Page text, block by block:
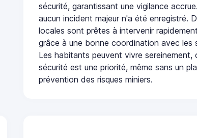
sécurité, garantissant une vigilance
aucun incident majeur n'a été enregistré.
locales sont prêtes à intervenir
grâce à une bonne coordination avec les
Les habitants peuvent vivre sereinement,
sécurité est une priorité, même sans un
prévention des risques miniers.